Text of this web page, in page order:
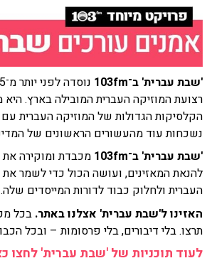
'שבת עברית' ב־103fm
רצועת המוזיקה העברית המובילה בארץ.
הקלסיקות הגדולות של המוזיקה העברית עם
נשכחות עוד מהעשורים הראשונים של
'שבת עברית' ב־103fm
מכבדת ומוקירה
להנאת המאזינים, ועושה הכול כדי לשמר
העברית ולחלוק כבוד לדורות המייסדים שלה.
האזינו ל'שבת עברית' אצלנו באתר. בכל
תרצו. בלי דיבורים, בלי פרסומות – ובכל
לעוד תוכניות של 'שבת עברית' לחצו